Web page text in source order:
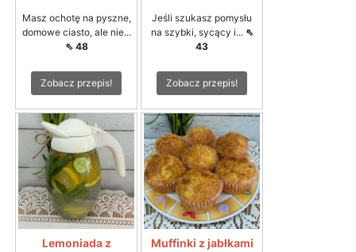
Masz ochotę na pyszne,
domowe ciasto, ale nie...
⇖ 48
Zobacz przepis!
Jeśli szukasz pomysłu
na szybki, sycący i... ⇖
43
Zobacz przepis!
Lemoniada z
Muffinki z jabłkami